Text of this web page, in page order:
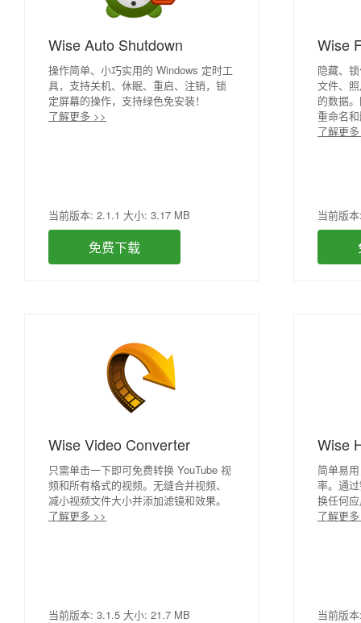
Wise Auto Shutdown
操作简单、小巧实用的 Windows 定时工
具，支持关机、休眠、重启、注销，锁
定屏幕的操作，支持绿色免安装！
了解更多 >>
当前版本: 2.1.1 大小: 3.17 MB
免费下载
Wise
隐藏、
文件、
的数据
重命名
了解更
当前版
Wise Video Converter
只需单击一下即可免费转换 YouTube 视
频和所有格式的视频。无缝合并视频、
减小视频文件大小并添加滤镜和效果。
了解更多 >>
当前版本: 3.1.5 大小: 21.7 MB
Wise
简单易
率。通
换任何
了解更
当前版